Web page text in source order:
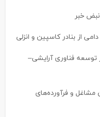
نبض خبر
فناوری آرایشی–
مشاغل و فرآورده‌های